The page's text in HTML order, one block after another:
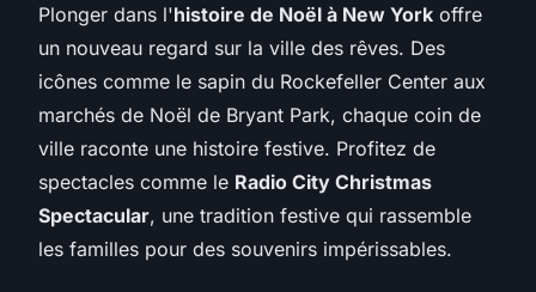
Plonger dans l'histoire de Noël à New York offre
un nouveau regard sur la ville des rêves. Des
icônes comme le sapin du Rockefeller Center aux
marchés de Noël de Bryant Park, chaque coin de
ville raconte une histoire festive. Profitez de
spectacles comme le Radio City Christmas
Spectacular, une tradition festive qui rassemble
les familles pour des souvenirs impérissables.